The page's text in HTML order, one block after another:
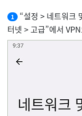
1
“설정 > 네트워크
터넷 > 고급”에서